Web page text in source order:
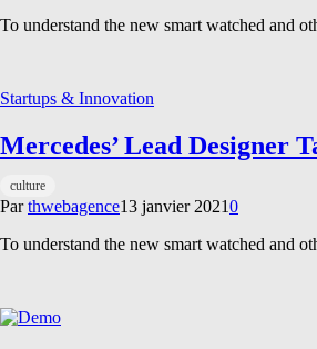
To understand the new smart watched and
Startups & Innovation
Mercedes’ Lead Designer
culture
Par thwebagence13 janvier 20210
To understand the new smart watched and